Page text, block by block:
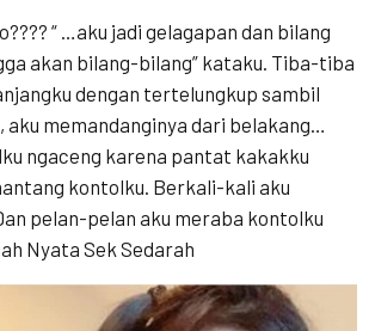
“ …aku jadi gelagapan dan bilang
akan bilang-bilang” kataku. Tiba-tiba
dengan tertelungkup sambil
aku memandanginya dari belakang…
ngaceng karena pantat kakakku
kontolku. Berkali-kali aku
pelan-pelan aku meraba kontolku
Nyata Sek Sedarah